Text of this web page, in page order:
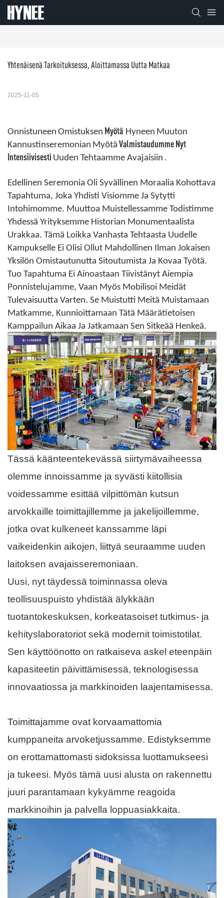
Yhtenäisenä Tarkoituksessa, Aloittamassa Uutta Matkaa
2025-11-05
Onnistuneen Omistuksen Myötä Hyneen Muuton
Kannustinseremonian Myötä Valmistaudumme Nyt
Intensiivisesti Uuden Tehtaamme Avajaisiin .
Edellinen Seremonia Oli Syvällinen Moraalia Kohottava
Tapahtuma, Joka Yhdisti Visiomme Ja Sytytti
Intohimomme. Muuttoa Muistellessamme Todistimme
Yhdessä Yrityksemme Historian Monumentaalista
Urakkaa. Tämä Loikka Vanhasta Tehtaasta Uudelle
Kampukselle Ei Olisi Ollut Mahdollinen Ilman Jokaisen
Yksilön Omistautunutta Sitoutumista Ja Kovaa Työtä.
Tuo Tapahtuma Ei Ainoastaan ​​tiivistänyt Aiempia
Ponnistelujamme, Vaan Myös Mobilisoi Meidät
Tulevaisuutta Varten. Se Muistutti Meitä Muistamaan
Matkamme, Kunnioittamaan Tätä Määrätietoisen
Kamppailun Aikaa Ja Jatkamaan Sen Sitkeää Henkeä.
Tässä käänteentekevässä siirtymävaiheessa
olemme innoissamme ja syvästi kiitollisia
voidessamme esittää vilpittömän kutsun
arvokkaille toimittajillemme ja jakelijoillemme,
jotka ovat kulkeneet kanssamme läpi
vaikeidenkin aikojen, liittyä seuraamme uuden
laitoksen avajaisseremoniaan.
Uusi, nyt täydessä toiminnassa oleva
teollisuuspuisto yhdistää älykkään
tuotantokeskuksen, korkeatasoiset tutkimus- ja
kehityslaboratoriot sekä modernit toimistotilat.
Sen käyttöönotto on ratkaiseva askel eteenpäin
kapasiteetin päivittämisessä, teknologisessa
innovaatiossa ja markkinoiden laajentamisessa.
Toimittajamme ovat korvaamattomia
kumppaneita arvoketjussamme. Edistyksemme
on erottamattomasti sidoksissa luottamukseesi
ja tukeesi. Myös tämä uusi alusta on rakennettu
juuri parantamaan kykyämme reagoida
markkinoihin ja palvella loppuasiakkaita.